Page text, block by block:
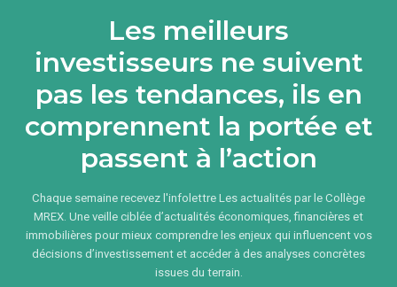
Les meilleurs
investisseurs ne suivent
pas les tendances, ils en
comprennent la portée et
passent à l’action
Chaque semaine recevez l'infolettre Les actualités par le Collège
MREX. Une veille ciblée d’actualités économiques, financières et
immobilières pour mieux comprendre les enjeux qui influencent vos
décisions d’investissement et accéder à des analyses concrètes
issues du terrain.